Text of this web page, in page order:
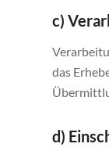
c)
das
d)